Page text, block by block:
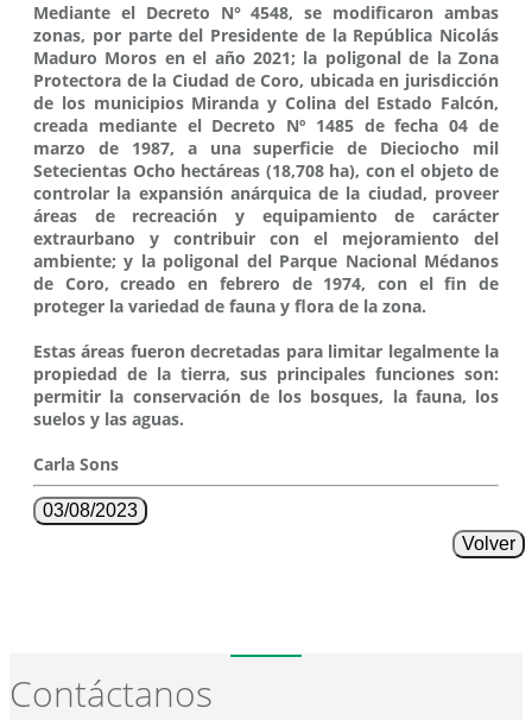
Mediante el Decreto N° 4548, se modificaron ambas
zonas, por parte del Presidente de la República Nicolás
Maduro Moros en el año 2021; la poligonal de la Zona
Protectora de la Ciudad de Coro, ubicada en jurisdicción
de los municipios Miranda y Colina del Estado Falcón,
creada mediante el Decreto Nº 1485 de fecha 04 de
marzo de 1987, a una superficie de Dieciocho mil
Setecientas Ocho hectáreas (18,708 ha), con el objeto de
controlar la expansión anárquica de la ciudad, proveer
áreas de recreación y equipamiento de carácter
extraurbano y contribuir con el mejoramiento del
ambiente; y la poligonal del Parque Nacional Médanos
de Coro, creado en febrero de 1974, con el fin de
proteger la variedad de fauna y flora de la zona.
Estas áreas fueron decretadas para limitar legalmente la
propiedad de la tierra, sus principales funciones son:
permitir la conservación de los bosques, la fauna, los
suelos y las aguas.
Carla Sons
03/08/2023
Volver
Contáctanos